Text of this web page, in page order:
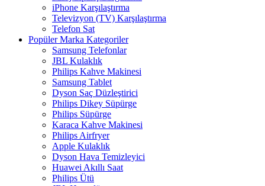
iPhone Karşılaştırma
Televizyon (TV) Karşılaştırma
Telefon Sat
Popüler Marka Kategoriler
Samsung Telefonlar
JBL Kulaklık
Philips Kahve Makinesi
Samsung Tablet
Dyson Saç Düzleştirici
Philips Dikey Süpürge
Philips Süpürge
Karaca Kahve Makinesi
Philips Airfryer
Apple Kulaklık
Dyson Hava Temizleyici
Huawei Akıllı Saat
Philips Ütü